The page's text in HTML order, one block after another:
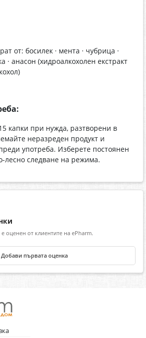
от: босилек · мента · чубрица ·
· анасон (хидроалкохолен екстракт
капки при нужда, разтворени в
неразреден продукт и
употреба. Изберете постоянен
лесно следване на режима.
оценен от клиентите на ePharm.
Добави първата оценка